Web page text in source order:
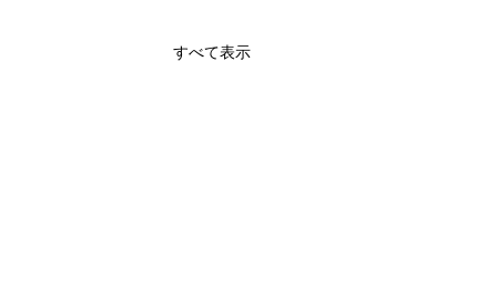
すべて表示